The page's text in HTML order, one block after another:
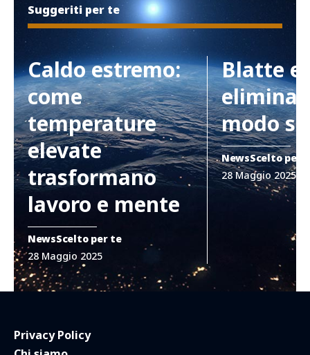
Suggeriti per te
Caldo estremo:
come
temperature
elevate
trasformano
lavoro e mente
NewsScelto per te
28 Maggio 2025
Blatte e
modo
NewsScelto per
28 Maggio 2025
Privacy Policy